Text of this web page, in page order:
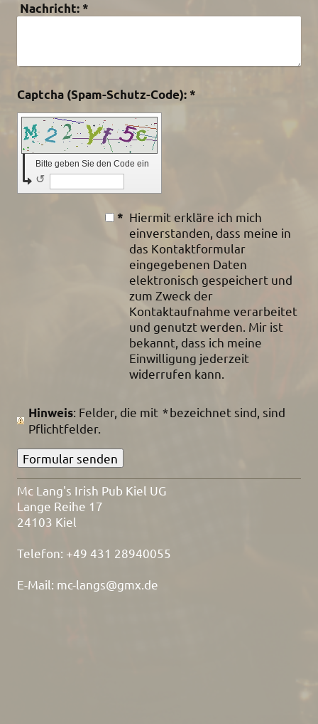
Nachricht: *
Captcha (Spam-Schutz-Code): *
Bitte geben Sie den Code ein
↺
* Hiermit erkläre ich mich
einverstanden, dass meine in
das Kontaktformular
eingegebenen Daten
elektronisch gespeichert und
zum Zweck der
Kontaktaufnahme verarbeitet
und genutzt werden. Mir ist
bekannt, dass ich meine
Einwilligung jederzeit
widerrufen kann.
Hinweis : Felder, die mit *bezeichnet sind, sind
Pflichtfelder.
Mc Lang's Irish Pub Kiel UG
Lange Reihe 17
24103 Kiel
Telefon: +49 431 28940055
E-Mail: mc-langs@gmx.de